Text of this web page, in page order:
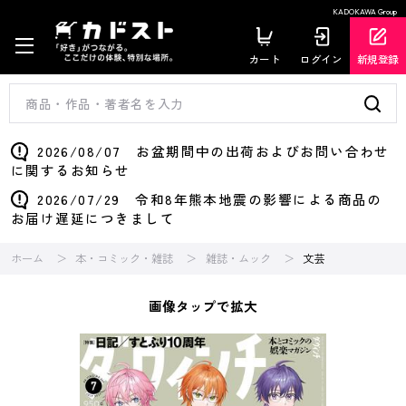
KADOKAWA Group
カート ログイン 新規登録
2026/08/07 お盆期間中の出荷およびお問い合わせ
に関するお知らせ
2026/07/29 令和8年熊本地震の影響による商品の
お届け遅延につきまして
ホーム 本・コミック・雑誌 雑誌・ムック 文芸
画像タップで拡大